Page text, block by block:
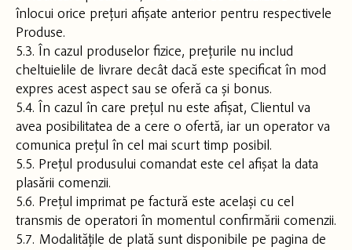
înlocui orice prețuri afișate anterior pentru respectivele
Produse.
5.3. În cazul produselor fizice, prețurile nu includ
cheltuielile de livrare decât dacă este specificat în mod
expres acest aspect sau se oferă ca și bonus.
5.4. În cazul în care prețul nu este afișat, Clientul va
avea posibilitatea de a cere o ofertă, iar un operator va
comunica prețul în cel mai scurt timp posibil.
5.5. Prețul produsului comandat este cel afișat la data
plasării comenzii.
5.6. Prețul imprimat pe factură este același cu cel
transmis de operatori în momentul confirmării comenzii.
5.7. Modalitățile de plată sunt disponibile pe pagina de